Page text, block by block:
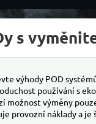
s
výhody POD
používání s
možnost výměny
provozní náklady a